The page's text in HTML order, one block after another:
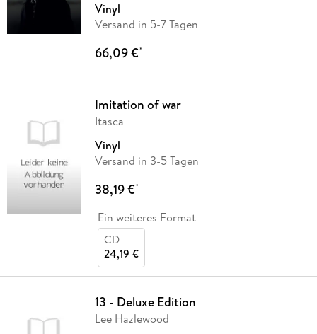
Vinyl
Versand in 5-7 Tagen
66,09 €*
Imitation of war
Itasca
Vinyl
Versand in 3-5 Tagen
38,19 €*
Ein weiteres Format
CD
24,19 €
13 - Deluxe Edition
Lee Hazlewood